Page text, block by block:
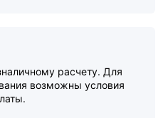
расчету. Для
возможны условия